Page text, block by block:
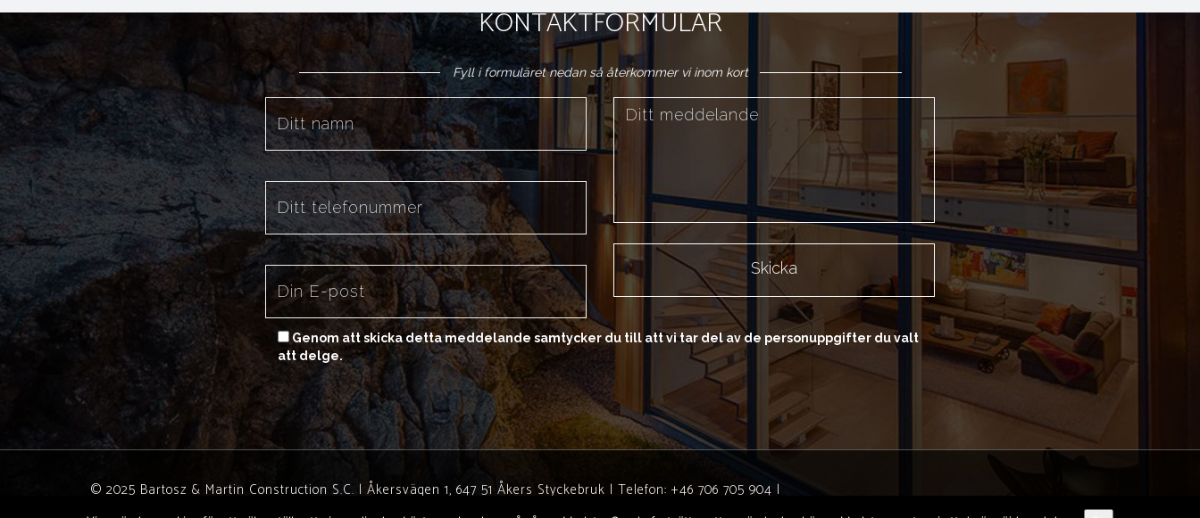
KONTAKTFORMULÄR
Fyll i formuläret nedan så återkommer vi inom kort
Skicka
Genom att skicka detta meddelande samtycker du till att vi tar del av de personuppgifter du valt
att delge.
© 2025 Bartosz & Martin Construction S.C. | Åkersvägen 1, 647 51 Åkers Styckebruk | Telefon: +46 706 705 904 |